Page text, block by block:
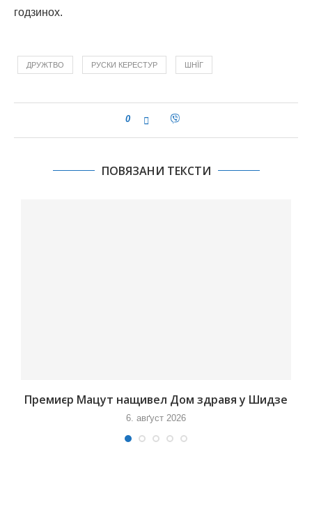
годзинох.
ДРУЖТВО РУСКИ КЕРЕСТУР ШНЇГ
0
ПОВЯЗАНИ ТЕКСТИ
Премиєр Мацут нащивел Дом здравя у Шидзе
6. авґуст 2026